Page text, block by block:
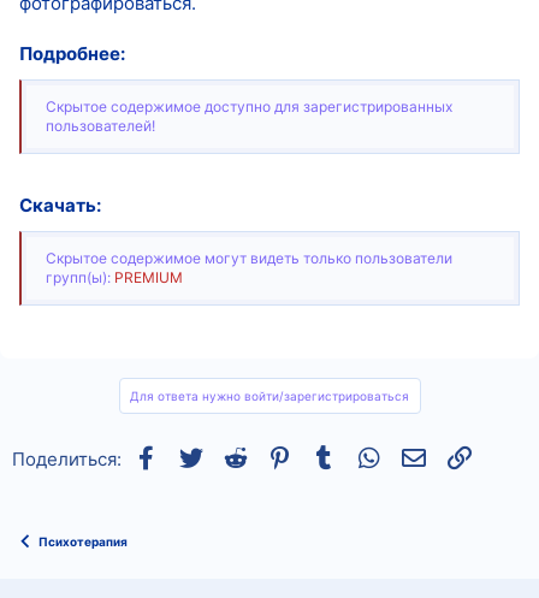
Подробнее:
Скрытое содержимое доступно для зарегистрированных
пользователей!
Скачать:
Скрытое содержимое могут видеть только пользователи
групп(ы): PREMIUM
Для ответа нужно войти/зарегистрироваться
Поделиться: Facebook
TwitterReddit Pinterest
Tumblr WhatsAppСсылка
Психотерапия